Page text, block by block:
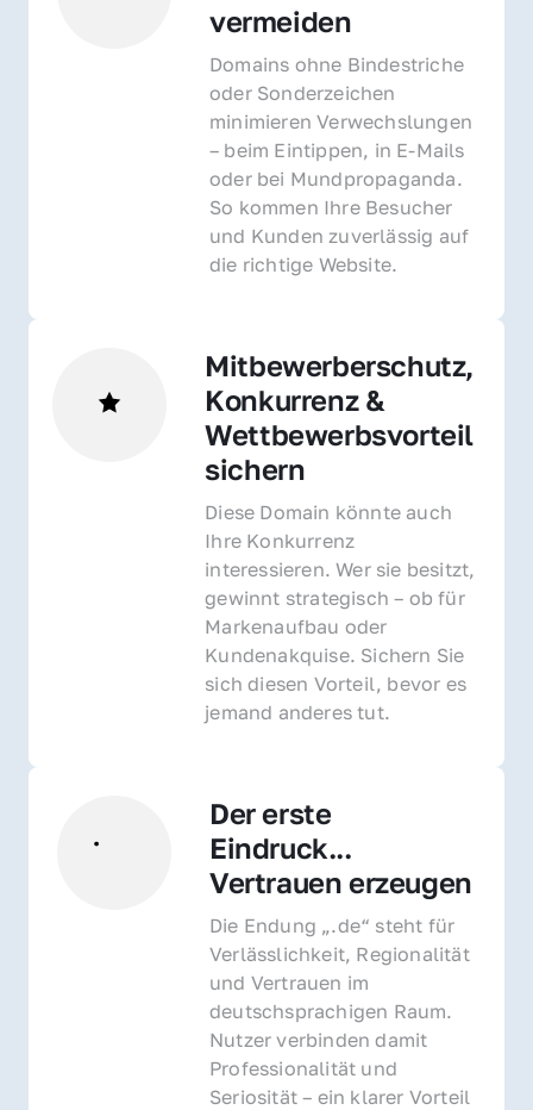
vermeiden
Domains ohne Bindestriche
oder Sonderzeichen
minimieren Verwechslungen
– beim Eintippen, in E-Mails
oder bei Mundpropaganda.
So kommen Ihre Besucher
und Kunden zuverlässig auf
die richtige Website.
Mitbewerberschutz,
Konkurrenz &
Wettbewerbsvorteil
sichern
Diese Domain könnte auch
Ihre Konkurrenz
interessieren. Wer sie besitzt,
gewinnt strategisch – ob für
Markenaufbau oder
Kundenakquise. Sichern Sie
sich diesen Vorteil, bevor es
jemand anderes tut.
Der erste
Eindruck...
Vertrauen erzeugen
Die Endung „.de“ steht für
Verlässlichkeit, Regionalität
und Vertrauen im
deutschsprachigen Raum.
Nutzer verbinden damit
Professionalität und
Seriosität – ein klarer Vorteil